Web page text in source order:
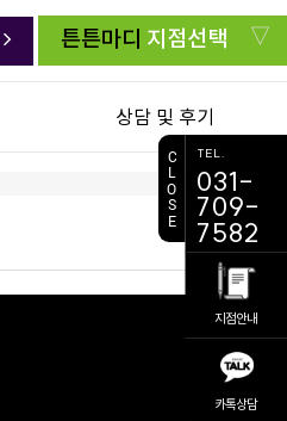
튼튼마디 지점선택
상담 및 후기
치료생생 동영상
생생치료 후기
자주묻는 질문
주치의 상담실
전화상담 요청
C
L
O
S
E
TEL.
031-
709-
7582
지점안내
카톡상담